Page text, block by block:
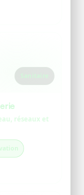
réseaux et